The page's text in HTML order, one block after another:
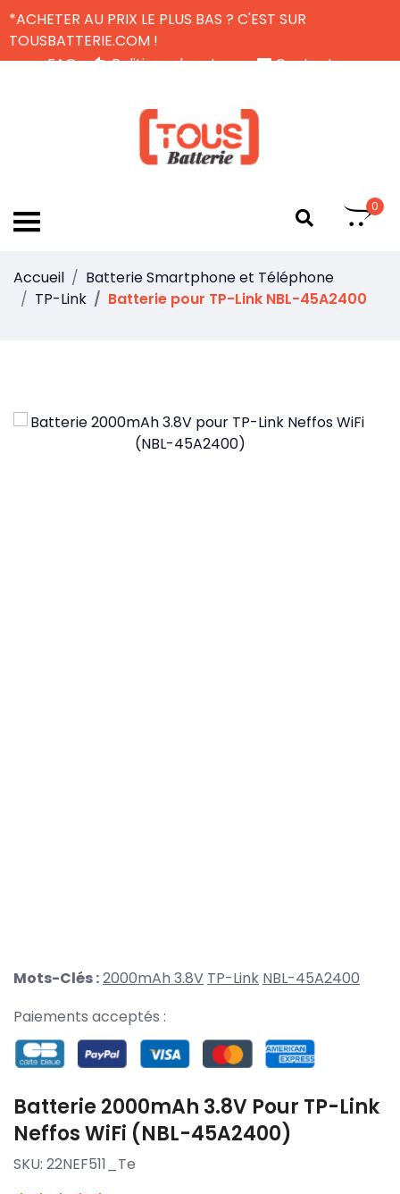
*ACHETER AU PRIX LE PLUS BAS ? C'EST SUR
TOUSBATTERIE.COM !
FAQ
Politique de retour
Contactez-nous
0
Accueil
Batterie Smartphone et Téléphone
TP-Link
Batterie pour TP-Link NBL-45A2400
Mots-Clés :2000mAh 3.8V TP-Link NBL-45A2400
Paiements acceptés :
Batterie 2000mAh 3.8V Pour TP-Link
Neffos WiFi (NBL-45A2400)
SKU: 22NEF511_Te